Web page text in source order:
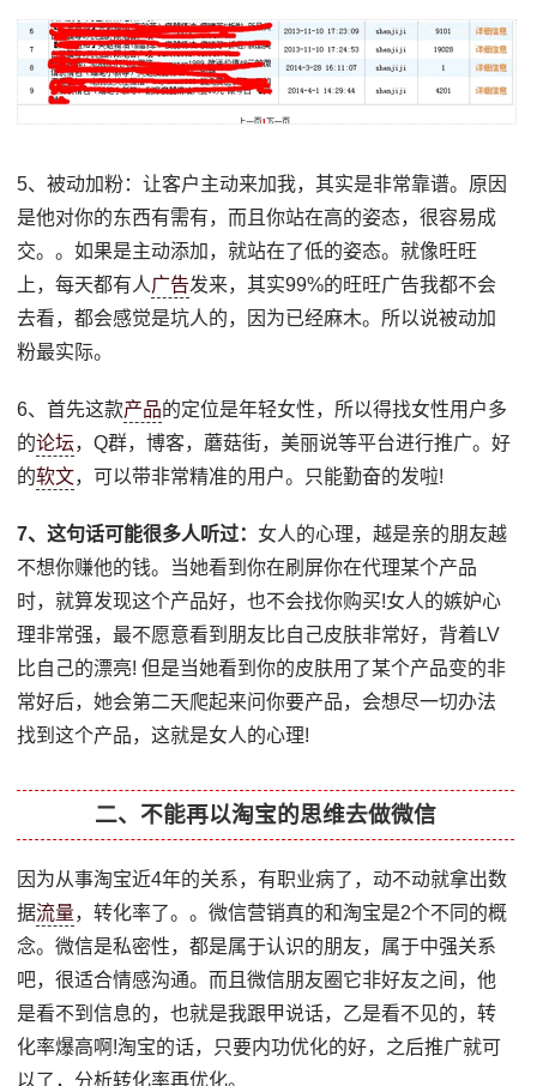
5、被动加粉：让客户主动来加我，其实是非常靠谱。原因
是他对你的东西有需有，而且你站在高的姿态，很容易成
交。。如果是主动添加，就站在了低的姿态。就像旺旺
上，每天都有人广告发来，其实99%的旺旺广告我都不会
去看，都会感觉是坑人的，因为已经麻木。所以说被动加
粉最实际。
6、首先这款产品的定位是年轻女性，所以得找女性用户多
的论坛，Q群，博客，蘑菇街，美丽说等平台进行推广。好
的软文，可以带非常精准的用户。只能勤奋的发啦!
7、这句话可能很多人听过： 女人的心理，越是亲的朋友越
不想你赚他的钱。当她看到你在刷屏你在代理某个产品
时，就算发现这个产品好，也不会找你购买!女人的嫉妒心
理非常强，最不愿意看到朋友比自己皮肤非常好，背着LV
比自己的漂亮! 但是当她看到你的皮肤用了某个产品变的非
常好后，她会第二天爬起来问你要产品，会想尽一切办法
找到这个产品，这就是女人的心理!
二、不能再以淘宝的思维去做微信
因为从事淘宝近4年的关系，有职业病了，动不动就拿出数
据流量，转化率了。。微信营销真的和淘宝是2个不同的概
念。微信是私密性，都是属于认识的朋友，属于中强关系
吧，很适合情感沟通。而且微信朋友圈它非好友之间，他
是看不到信息的，也就是我跟甲说话，乙是看不见的，转
化率爆高啊!淘宝的话，只要内功优化的好，之后推广就可
以了，分析转化率再优化。